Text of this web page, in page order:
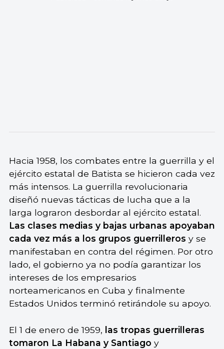
Hacia 1958, los combates entre la guerrilla y el
ejército estatal de Batista se hicieron cada vez
más intensos. La guerrilla revolucionaria
diseñó nuevas tácticas de lucha que a la
larga lograron desbordar al ejército estatal.
Las clases medias y bajas urbanas apoyaban
cada vez más a los grupos guerrilleros y se
manifestaban en contra del régimen. Por otro
lado, el gobierno ya no podía garantizar los
intereses de los empresarios
norteamericanos en Cuba y finalmente
Estados Unidos terminó retirándole su apoyo.
El 1 de enero de 1959, las tropas guerrilleras
tomaron La Habana y Santiago y